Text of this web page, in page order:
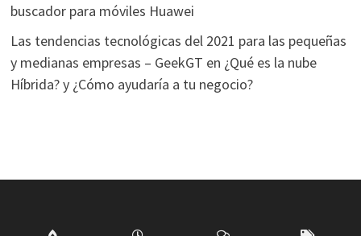
buscador para móviles Huawei
Las tendencias tecnológicas del 2021 para las pequeñas
y medianas empresas – GeekGT en ¿Qué es la nube
Híbrida? y ¿Cómo ayudaría a tu negocio?